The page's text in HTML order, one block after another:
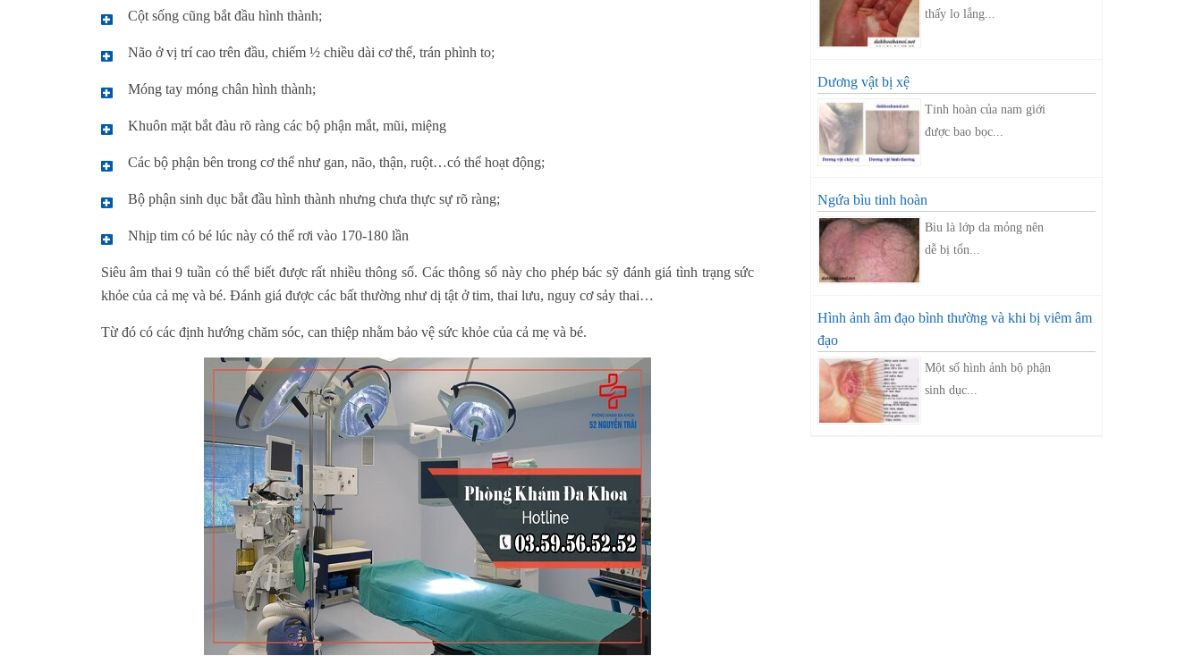
Cột sống cũng bắt đầu hình thành;
Não ở vị trí cao trên đầu, chiếm ½ chiều dài cơ thể, trán phình to;
Móng tay móng chân hình thành;
Khuôn mặt bắt đàu rõ ràng các bộ phận mắt, mũi, miệng
Các bộ phận bên trong cơ thể như gan, não, thận, ruột…có thể hoạt động;
Bộ phận sinh dục bắt đầu hình thành nhưng chưa thực sự rõ ràng;
Nhịp tim có bé lúc này có thể rơi vào 170-180 lần
Siêu âm thai 9 tuần có thể biết được rất nhiều thông số. Các thông số này cho phép bác sỹ đánh giá tình trạng sức
khỏe của cả mẹ và bé. Đánh giá được các bất thường như dị tật ở tim, thai lưu, nguy cơ sảy thai…
Từ đó có các định hướng chăm sóc, can thiệp nhằm bảo vệ sức khỏe của cả mẹ và bé.
thấy lo lắng...
Dương vật bị xệ
Tinh hoàn của nam giới
được bao bọc...
Ngứa bìu tinh hoàn
Bìu là lớp da mỏng nên
dễ bị tổn...
Hình ảnh âm đạo bình thường và khi bị viêm âm
đạo
Một số hình ảnh bộ phận
sinh dục...